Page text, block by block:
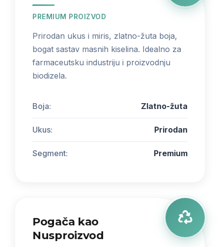
PREMIUM PROIZVOD
Prirodan ukus i miris, zlatno-žuta boja,
bogat sastav masnih kiselina. Idealno za
farmaceutsku industriju i proizvodnju
biodizela.
Boja: Zlatno-žuta
Ukus: Prirodan
Segment: Premium
Pogača kao
Nusproizvod